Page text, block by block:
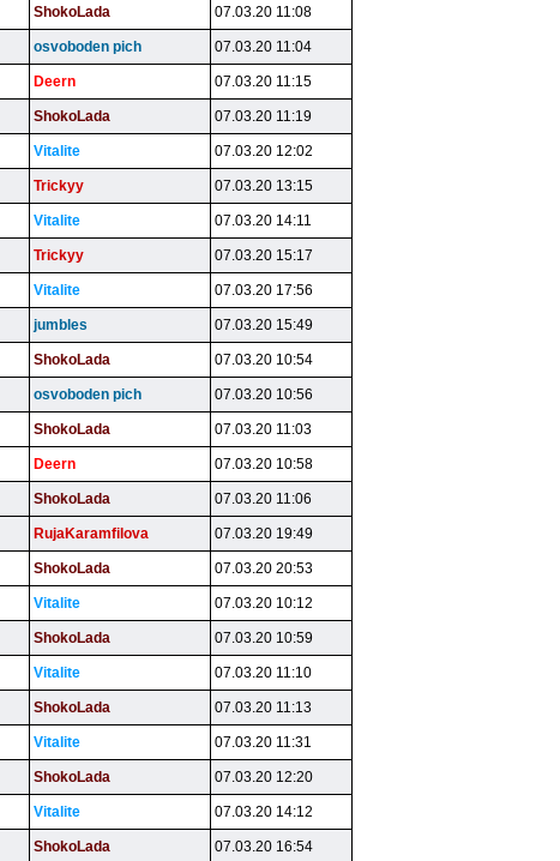
ShokoLada 07.03.20 11:08
osvoboden pich 07.03.20 11:04
Deern 07.03.20 11:15
ShokoLada 07.03.20 11:19
Vitalite 07.03.20 12:02
Trickyy 07.03.20 13:15
Vitalite 07.03.20 14:11
Trickyy 07.03.20 15:17
Vitalite 07.03.20 17:56
jumbles 07.03.20 15:49
ShokoLada 07.03.20 10:54
osvoboden pich 07.03.20 10:56
ShokoLada 07.03.20 11:03
Deern 07.03.20 10:58
ShokoLada 07.03.20 11:06
RujaKaramfilova 07.03.20 19:49
ShokoLada 07.03.20 20:53
Vitalite 07.03.20 10:12
ShokoLada 07.03.20 10:59
Vitalite 07.03.20 11:10
ShokoLada 07.03.20 11:13
Vitalite 07.03.20 11:31
ShokoLada 07.03.20 12:20
Vitalite 07.03.20 14:12
ShokoLada 07.03.20 16:54